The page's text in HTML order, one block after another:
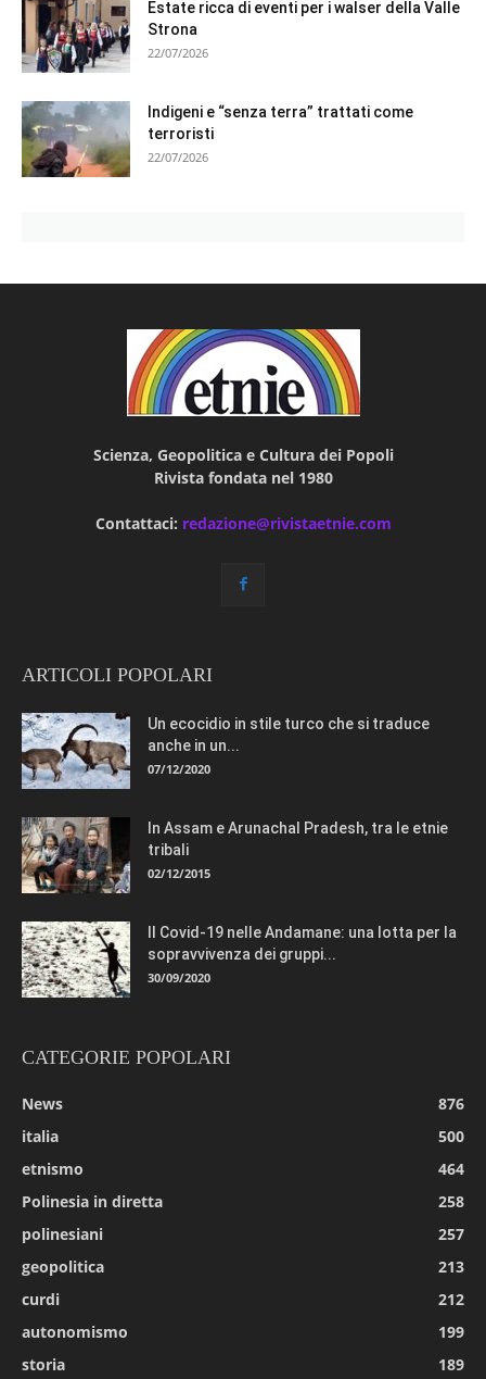
Estate ricca di eventi per i walser della Valle
Strona
22/07/2026
Indigeni e “senza terra” trattati come
terroristi
22/07/2026
Scienza, Geopolitica e Cultura dei Popoli
Rivista fondata nel 1980
Contattaci: redazione@rivistaetnie.com
ARTICOLI POPOLARI
Un ecocidio in stile turco che si traduce
anche in un...
07/12/2020
In Assam e Arunachal Pradesh, tra le etnie
tribali
02/12/2015
Il Covid-19 nelle Andamane: una lotta per la
sopravvivenza dei gruppi...
30/09/2020
CATEGORIE POPOLARI
News
876
italia
500
etnismo
464
Polinesia in diretta
258
polinesiani
257
geopolitica
213
curdi
212
autonomismo
199
storia
189